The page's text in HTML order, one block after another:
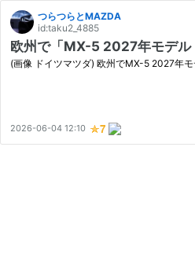
つらつらとMAZDA
id:taku2_4885
欧州で「MX-5 2027年モデル
(画像 ドイツマツダ) 欧州でMX-5 2027年
2026-06-04 12:10